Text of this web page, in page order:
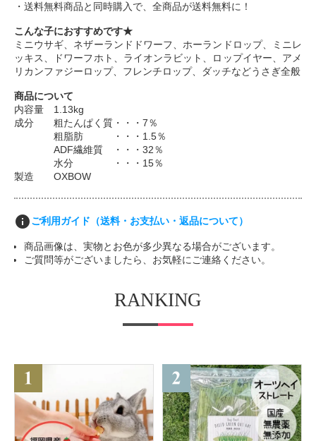
・送料無料商品と同時購入で、全商品が送料無料に！
こんな子におすすめです★
ミニウサギ、ネザーランドドワーフ、ホーランドロップ、ミニレ
ッキス、ドワーフホト、ライオンラビット、ロップイヤー、アメ
リカンファジーロップ、フレンチロップ、ダッチなどうさぎ全般
商品について
内容量 1.13kg
成分 粗たんぱく質・・・7％
粗脂肪 ・・・1.5％
ADF繊維質 ・・・32％
水分 ・・・15％
製造 OXBOW
infoご利用ガイド（送料・お支払い・返品について）
商品画像は、実物とお色が多少異なる場合がございます。
ご質問等がございましたら、お気軽にご連絡ください。
RANKING